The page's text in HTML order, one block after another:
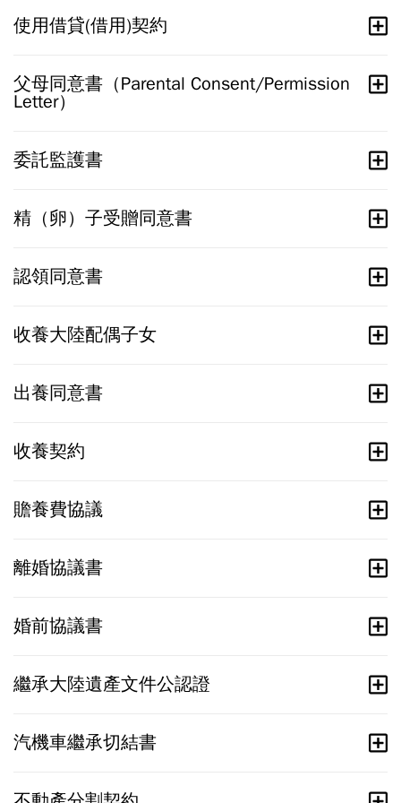
使用借貸(借用)契約
父母同意書（Parental Consent/Permission
Letter）
委託監護書
精（卵）子受贈同意書
認領同意書
收養大陸配偶子女
出養同意書
收養契約
贍養費協議
離婚協議書
婚前協議書
繼承大陸遺產文件公認證
汽機車繼承切結書